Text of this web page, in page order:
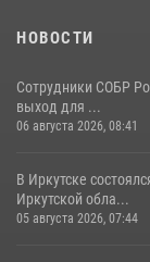
НОВОСТИ
Сотрудники СОБР
выход для ...
06 августа 2026, 08:41
В Иркутске
Иркутской обла...
05 августа 2026, 07:44